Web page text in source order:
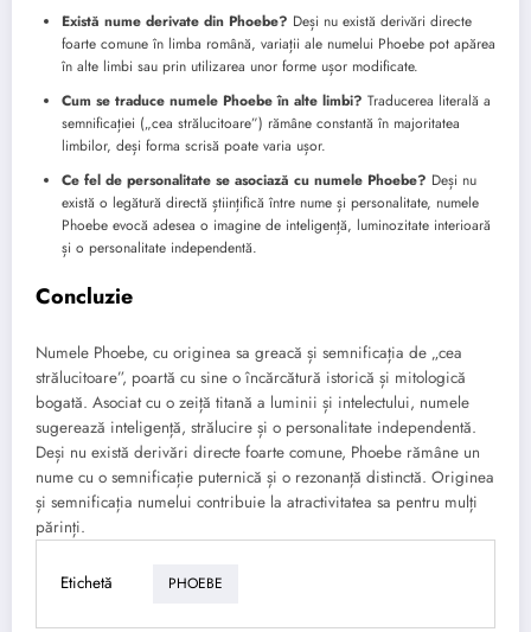
Există nume derivate din Phoebe? Deși nu există derivări directe
foarte comune în limba română, variații ale numelui Phoebe pot apărea
în alte limbi sau prin utilizarea unor forme ușor modificate.
Cum se traduce numele Phoebe în alte limbi? Traducerea literală a
semnificației („cea strălucitoare”) rămâne constantă în majoritatea
limbilor, deși forma scrisă poate varia ușor.
Ce fel de personalitate se asociază cu numele Phoebe? Deși nu
există o legătură directă științifică între nume și personalitate, numele
Phoebe evocă adesea o imagine de inteligență, luminozitate interioară
și o personalitate independentă.
Concluzie
Numele Phoebe, cu originea sa greacă și semnificația de „cea
strălucitoare”, poartă cu sine o încărcătură istorică și mitologică
bogată. Asociat cu o zeiță titană a luminii și intelectului, numele
sugerează inteligență, strălucire și o personalitate independentă.
Deși nu există derivări directe foarte comune, Phoebe rămâne un
nume cu o semnificație puternică și o rezonanță distinctă. Originea
și semnificația numelui contribuie la atractivitatea sa pentru mulți
părinți.
Etichetă PHOEBE